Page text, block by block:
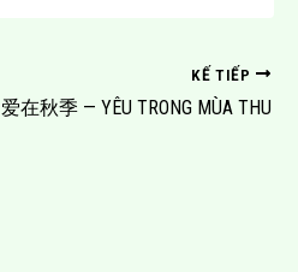
KẾ TIẾP
爱在秋季 — YÊU TRONG MÙA THU